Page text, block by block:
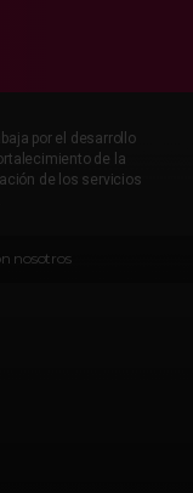
por el desarrollo
de la
de los servicios
nosotros